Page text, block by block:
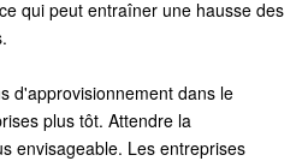
qui peut entraîner une hausse des
d'approvisionnement dans le
plus tôt. Attendre la
envisageable. Les entreprises